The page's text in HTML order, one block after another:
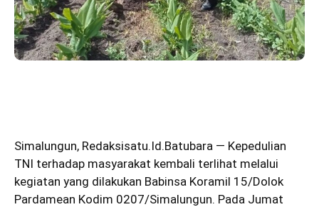
Simalungun, Redaksisatu.Id.Batubara — Kepedulian
TNI terhadap masyarakat kembali terlihat melalui
kegiatan yang dilakukan Babinsa Koramil 15/Dolok
Pardamean Kodim 0207/Simalungun. Pada Jumat